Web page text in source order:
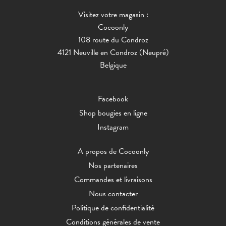
Visitez votre magasin :
Cocoonly
108 route du Condroz
4121 Neuville en Condroz (Neupré)
Belgique
Facebook
Shop bougies en ligne
Instagram
A propos de Cocoonly
Nos partenaires
Commandes et livraisons
Nous contacter
Politique de confidentialité
Conditions générales de vente